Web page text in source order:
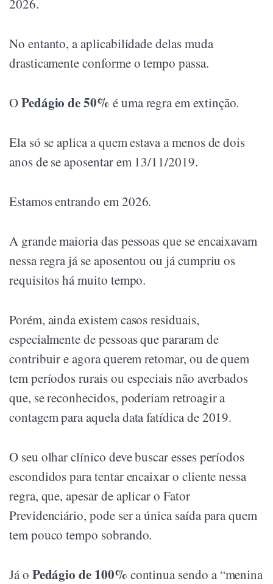
2026.
No entanto, a aplicabilidade delas muda
drasticamente conforme o tempo passa.
OPedágio de 50% é uma regra em extinção.
Ela só se aplica a quem estava a menos de dois
anos de se aposentar em 13/11/2019.
Estamos entrando em 2026.
A grande maioria das pessoas que se encaixavam
nessa regra já se aposentou ou já cumpriu os
requisitos há muito tempo.
Porém, ainda existem casos residuais,
especialmente de pessoas que pararam de
contribuir e agora querem retomar, ou de quem
tem períodos rurais ou especiais não averbados
que, se reconhecidos, poderiam retroagir a
contagem para aquela data fatídica de 2019.
O seu olhar clínico deve buscar esses períodos
escondidos para tentar encaixar o cliente nessa
regra, que, apesar de aplicar o Fator
Previdenciário, pode ser a única saída para quem
tem pouco tempo sobrando.
Já o Pedágio de 100% continua sendo a “menina